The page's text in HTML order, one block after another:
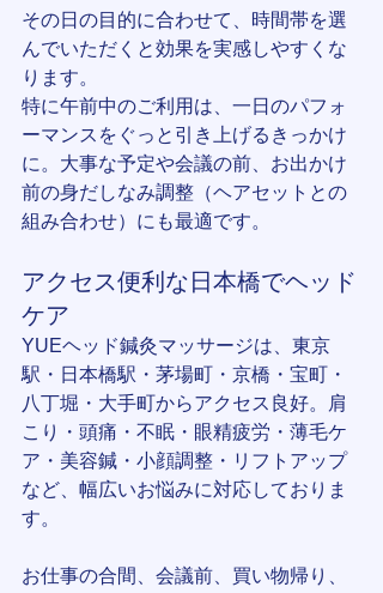
その日の目的に合わせて、時間帯を選
んでいただくと効果を実感しやすくな
ります。
特に午前中のご利用は、一日のパフォ
ーマンスをぐっと引き上げるきっかけ
に。大事な予定や会議の前、お出かけ
前の身だしなみ調整（ヘアセットとの
組み合わせ）にも最適です。
アクセス便利な日本橋でヘッド
ケア
YUEヘッド鍼灸マッサージは、東京
駅・日本橋駅・茅場町・京橋・宝町・
八丁堀・大手町からアクセス良好。肩
こり・頭痛・不眠・眼精疲労・薄毛ケ
ア・美容鍼・小顔調整・リフトアップ
など、幅広いお悩みに対応しておりま
す。
お仕事の合間、会議前、買い物帰り、